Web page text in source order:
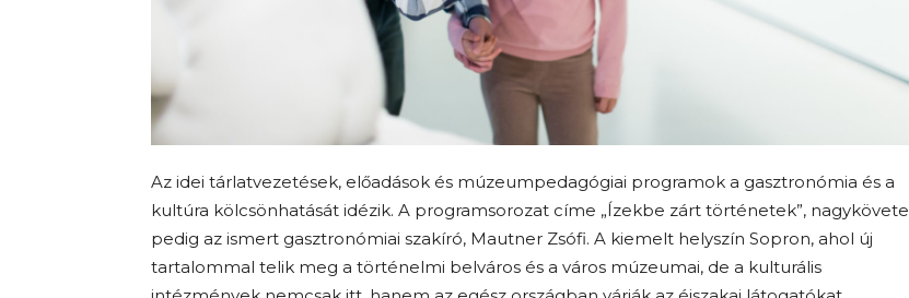
Az idei tárlatvezetések, előadások és múzeumpedagógiai programok a gasztronómia és a
kultúra kölcsönhatását idézik. A programsorozat címe „Ízekbe zárt történetek”, nagykövete
pedig az ismert gasztronómiai szakíró, Mautner Zsófi. A kiemelt helyszín Sopron, ahol új
tartalommal telik meg a történelmi belváros és a város múzeumai, de a kulturális